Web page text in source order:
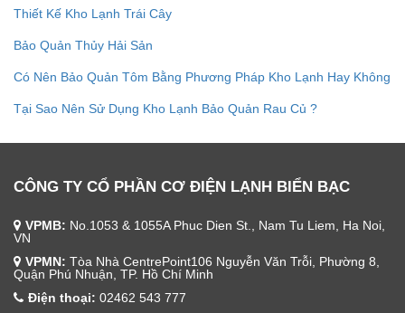
Thiết Kế Kho Lạnh Trái Cây
Bảo Quản Thủy Hải Sản
Có Nên Bảo Quản Tôm Bằng Phương Pháp Kho Lạnh Hay Không
Tại Sao Nên Sử Dụng Kho Lạnh Bảo Quản Rau Củ ?
CÔNG TY CỔ PHẦN CƠ ĐIỆN LẠNH BIỂN BẠC
VPMB: No.1053 & 1055A Phuc Dien St., Nam Tu Liem, Ha Noi,
VN
VPMN: Tòa Nhà CentrePoint106 Nguyễn Văn Trỗi, Phường 8,
Quận Phú Nhuận, TP. Hồ Chí Minh
Điện thoại: 02462 543 777